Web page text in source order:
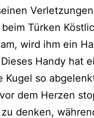
Türken
wird ihm ein
Handy hat
Kugel so
dem Herzen
denken,